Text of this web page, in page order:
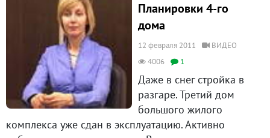
Планировки 4-го
дома
12 февраля 2011
ВИДЕО
4006
1
Даже в снег стройка в
разгаре. Третий дом
большого жилого
комплекса уже сдан в эксплуатацию. Активно